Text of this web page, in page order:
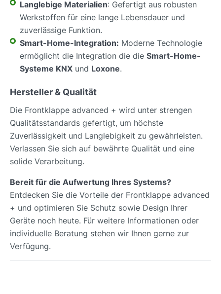
Langlebige Materialien: Gefertigt aus robusten
Werkstoffen für eine lange Lebensdauer und
zuverlässige Funktion.
Smart-Home-Integration: Moderne Technologie
ermöglicht die Integration die die Smart-Home-
Systeme KNX und Loxone.
Hersteller & Qualität
Die Frontklappe advanced + wird unter strengen
Qualitätsstandards gefertigt, um höchste
Zuverlässigkeit und Langlebigkeit zu gewährleisten.
Verlassen Sie sich auf bewährte Qualität und eine
solide Verarbeitung.
Bereit für die Aufwertung Ihres Systems?
Entdecken Sie die Vorteile der Frontklappe advanced
+ und optimieren Sie Schutz sowie Design Ihrer
Geräte noch heute. Für weitere Informationen oder
individuelle Beratung stehen wir Ihnen gerne zur
Verfügung.